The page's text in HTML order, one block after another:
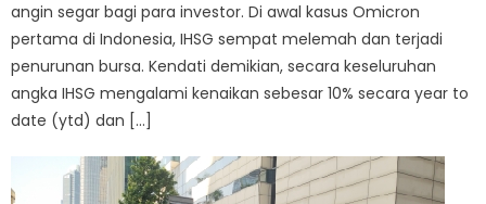
angin segar bagi para investor. Di awal kasus Omicron
pertama di Indonesia, IHSG sempat melemah dan terjadi
penurunan bursa. Kendati demikian, secara keseluruhan
angka IHSG mengalami kenaikan sebesar 10% secara year to
date (ytd) dan […]